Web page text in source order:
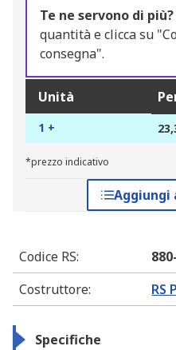
Te ne servono di più?
quantità e clicca su
consegna".
Unità
1 +
*prezzo indicativo
Aggiungi
Codice RS:
Costruttore: RS
Specifiche